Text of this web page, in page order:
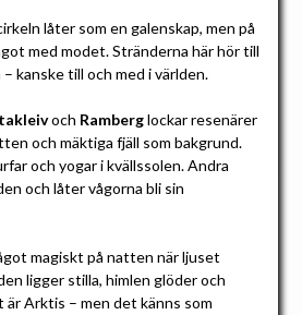
låter som en galenskap, men på
med modet. Stränderna här hör till
kanske till och med i världen.
och Ramberglockar resenärer
och mäktiga fjäll som bakgrund.
och yogar i kvällssolen. Andra
och låter vågorna bli sin
magiskt på natten när ljuset
ligger stilla, himlen glöder och
Arktis – men det känns som